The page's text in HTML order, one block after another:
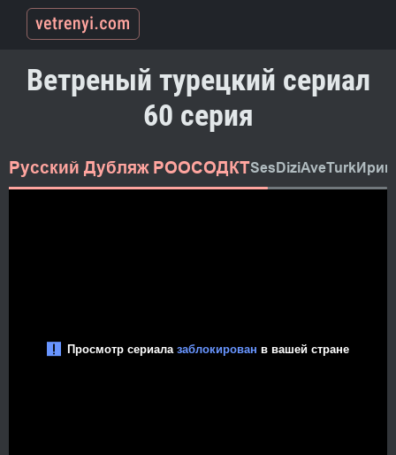
Ветреный турецкий сериал
60 серия
Русский Дубляж РООСОДКТSesDiziAveTurk